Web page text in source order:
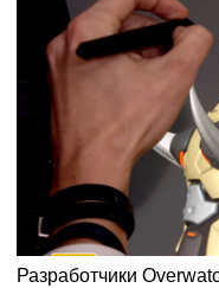
Разработчики